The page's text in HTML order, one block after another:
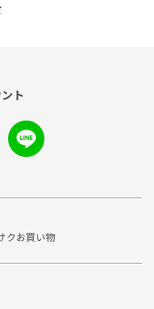
ト
クお買い物